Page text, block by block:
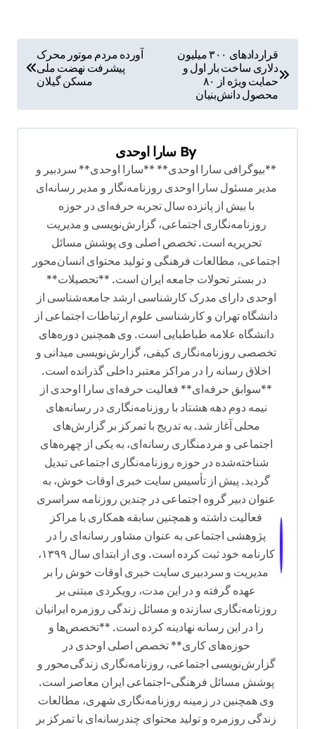
قراردادهای ۳۰۰ میلیون
دلاری ساخت بار اول و
حمایت ویژه از ۸۰
محصول دانش‌بنیان
آورده مردم موتور محرک
پیشرفت نهضت ملی
مسکن گیلان
By سارا اوحدی
**بیوگرافی سارا اوحدی** **سارا اوحدی** سردبیر و
مدیر مسئول سارا اوحدی روزنامه‌نگار و مدیر رسانه‌ای
با بیش از پانزده سال تجربه حرفه‌ای در حوزه
روزنامه‌نگاری اجتماعی، گزارش‌نویسی و مدیریت
تحریریه است. تخصص اصلی وی پوشش مسائل
اجتماعی، مطالعات فرهنگی و تولید محتوای انسان‌محور
در بستر تحولات جامعه ایران است. **تحصیلات**
اوحدی دارای مدرک کارشناسی ارشد جامعه‌شناسی از
دانشگاه تهران و کارشناسی علوم ارتباطات اجتماعی از
دانشگاه علامه طباطبایی است. وی همچنین دوره‌های
تخصصی روزنامه‌نگاری کیفی، گزارش‌نویسی میدانی و
اخلاق رسانه را در مراکز معتبر داخلی گذرانده است.
**سوابق حرفه‌ای** فعالیت حرفه‌ای سارا اوحدی از
نیمه دوم دهه هشتاد با روزنامه‌نگاری در رسانه‌های
محلی آغاز شد. به تدریج با تمرکز بر گزارش‌های
اجتماعی و مردمنگاری رسانه‌ای، به یکی از چهره‌های
شناخته‌شده در حوزه روزنامه‌نگاری اجتماعی تبدیل
گردید. پیش از تأسیس سایت خبری اوقات خوش، به
عنوان دبیر گروه اجتماعی در چندین روزنامه سراسری
فعالیت داشته و همچنین سابقه همکاری با مراکز
پژوهشی اجتماعی به عنوان مشاور رسانه‌ای را در
کارنامه خود ثبت کرده است. وی از ابتدای سال ۱۳۹۹،
مدیریت و سردبیری سایت خبری اوقات خوش را بر
عهده گرفته و در این مدت، رویکردی مبتنی بر
روزنامه‌نگاری سازنده و مسائل زندگی روزمره ایرانیان
را در این رسانه نهادینه کرده است. **تخصص‌ها و
حوزه‌های کاری** تخصص اصلی اوحدی در
گزارش‌نویسی اجتماعی، روزنامه‌نگاری زندگی‌محور و
پوشش مسائل فرهنگی-اجتماعی ایران معاصر است.
وی همچنین در زمینه روزنامه‌نگاری شهری، مطالعات
زندگی روزمره و تولید محتوای چندرسانه‌ای با تمرکز بر